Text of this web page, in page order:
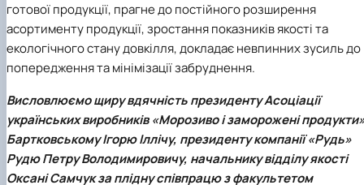
готової продукції, прагне до постійного розширення
асортименту продукції, зростання показників якості та
екологічного стану довкілля, докладає невпинних зусиль до
попередження та мінімізації забруднення.
Висловлюємо щиру вдячність президенту Асоціації
українських виробників «Морозиво і заморожені
Бартковському Ігорю Іллічу, президенту компанії «Рудь»
Рудю Петру Володимировичу, начальнику відділу якості
Оксані Самчук за плідну співпрацю з факультетом